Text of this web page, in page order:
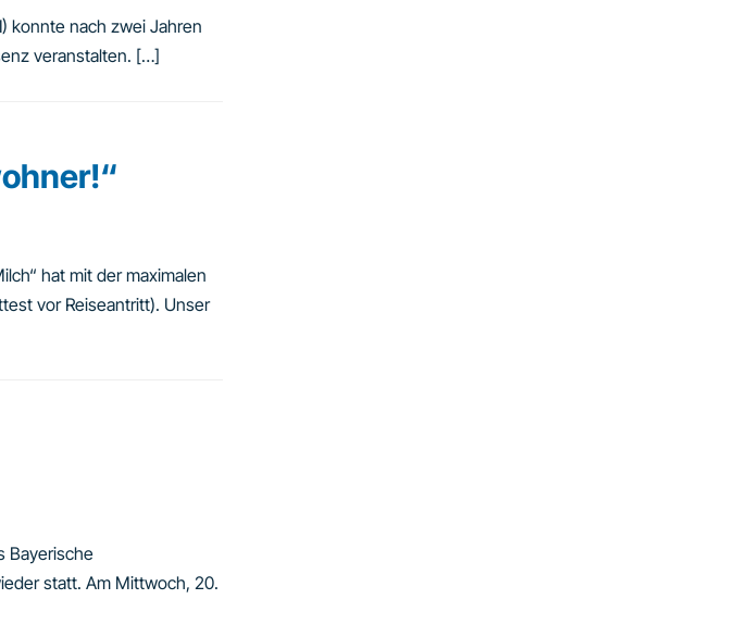
konnte nach zwei Jahren
veranstalten. […]
hat mit der maximalen
vor Reiseantritt). Unser
Bayerische
statt. Am Mittwoch, 20.